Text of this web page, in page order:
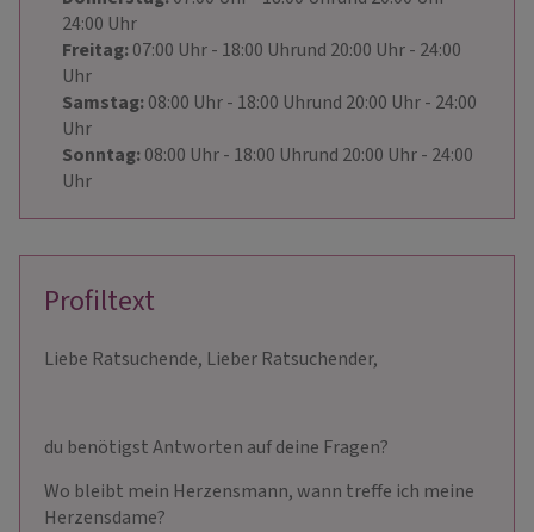
24:00 Uhr
Freitag:07:00 Uhr- 18:00 Uhrund 20:00 Uhr- 24:00
Uhr
Samstag:08:00 Uhr- 18:00 Uhrund 20:00 Uhr- 24:00
Uhr
Sonntag:08:00 Uhr- 18:00 Uhrund 20:00 Uhr- 24:00
Uhr
Profiltext
Liebe Ratsuchende, Lieber Ratsuchender,
du benötigst Antworten auf deine Fragen?
Wo bleibt mein Herzensmann, wann treffe ich meine
Herzensdame?